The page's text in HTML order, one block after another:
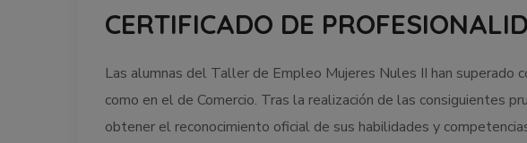
CERTIFICADO DE
Las alumnas del Taller de Empleo Mujeres Nules II han
como en el de Comercio. Tras la realización de las consiguientes
obtener el reconocimiento oficial de sus habilidades y